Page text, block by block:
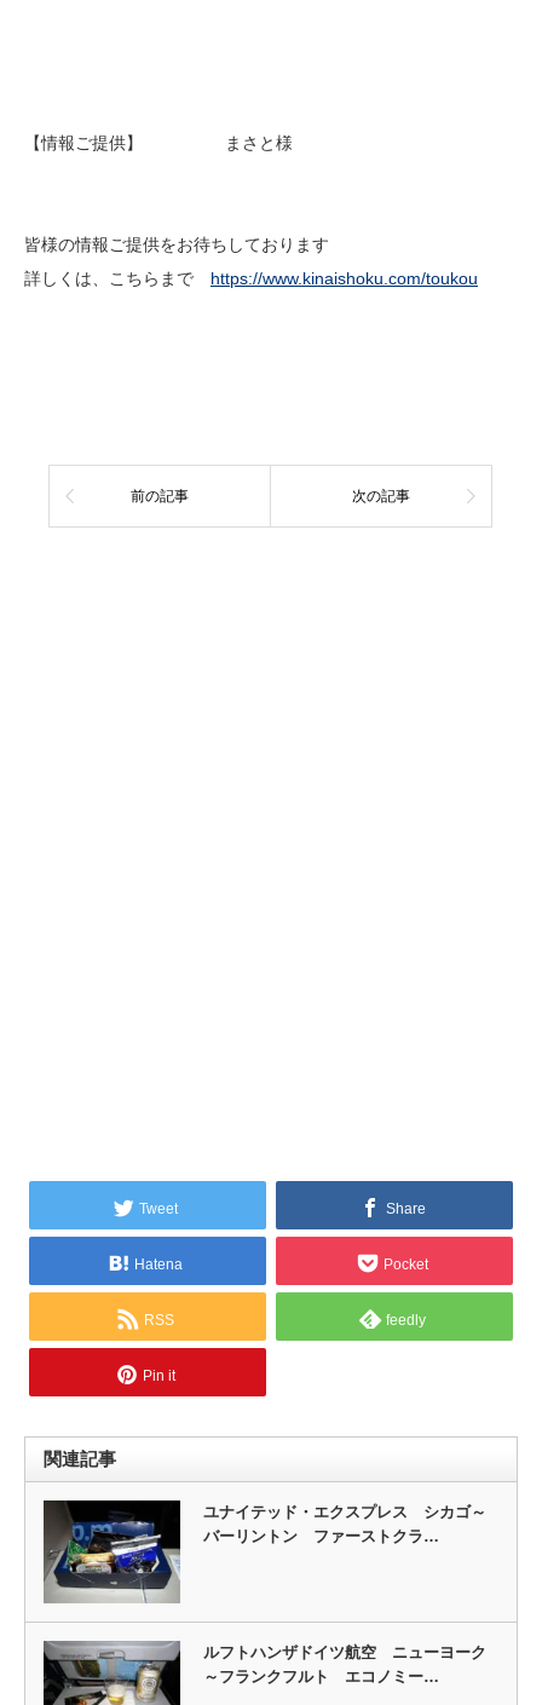
【情報ご提供】 まさと様
皆様の情報ご提供をお待ちしております
詳しくは、こちらまで https://www.kinaishoku.com/toukou
前の記事 次の記事
Tweet Share
Hatena Pocket
RSS feedly
Pin it
関連記事
ユナイテッド・エクスプレス シカゴ～
バーリントン ファーストクラ…
ルフトハンザドイツ航空 ニューヨーク
～フランクフルト エコノミー…